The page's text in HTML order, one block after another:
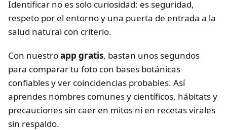
Identificar no es solo curiosidad: es seguridad,
respeto por el entorno y una puerta de entrada a la
salud natural con criterio.
Con nuestroapp gratis, bastan unos segundos
para comparar tu foto con bases botánicas
confiables y ver coincidencias probables. Así
aprendes nombres comunes y científicos, hábitats y
precauciones sin caer en mitos ni en recetas virales
sin respaldo.